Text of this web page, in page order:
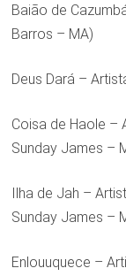
Baião de
Barros – MA)
Deus Dará –
Coisa de Haole –
Sunday James –
Ilha de Jah –
Sunday James –
Enlouuquece –